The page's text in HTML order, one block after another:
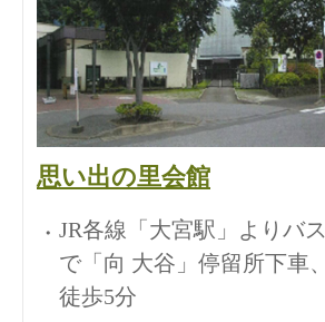
思い出の里会館
JR各線「大宮駅」よりバス
で「向 大谷」停留所下車、
徒歩5分